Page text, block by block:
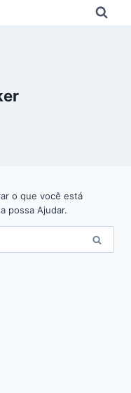
o que você está
possa Ajudar.